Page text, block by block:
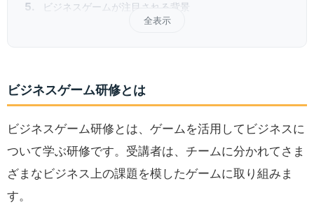
ビジネスゲームが注目される背景
全表示
ビジネスゲーム研修とは
ビジネスゲーム研修とは、ゲームを活用してビジネスに
ついて学ぶ研修です。受講者は、チームに分かれてさま
ざまなビジネス上の課題を模したゲームに取り組みま
す。